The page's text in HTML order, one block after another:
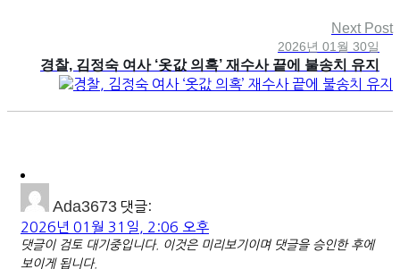
Next Post
2026년 01월 30일
경찰, 김정숙 여사 ‘옷값 의혹’ 재수사 끝에 불송치 유지
Ada3673 댓글:
2026년 01월 31일, 2:06 오후
댓글이 검토 대기중입니다. 이것은 미리보기이며 댓글을 승인한 후에
보이게 됩니다.